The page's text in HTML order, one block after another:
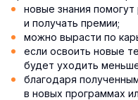
новые знания
и получать премии;
можно вырасти по
если освоить новые
будет уходить
благодаря
в новых программах